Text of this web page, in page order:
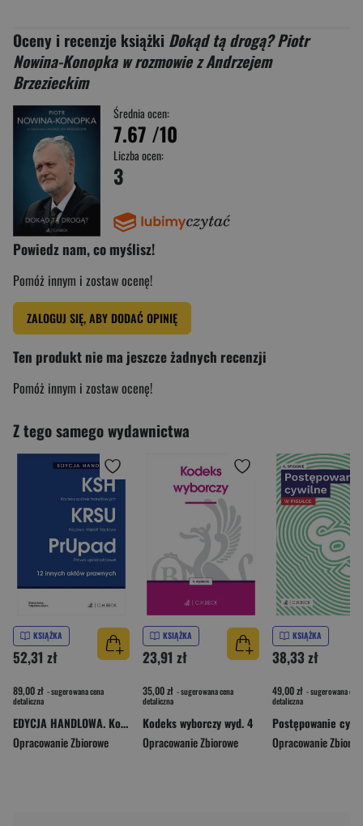
Oceny i recenzje książki Dokąd tą drogą? Piotr
Nowina-Konopka w rozmowie z Andrzejem
Brzezieckim
Średnia ocen:
7.67 /10
Liczba ocen:
3
Powiedz nam, co myślisz!
Pomóż innym i zostaw ocenę!
ZALOGUJ SIĘ, ABY DODAĆ OPINIĘ
Ten produkt nie ma jeszcze żadnych recenzji
Pomóż innym i zostaw ocenę!
Z tego samego wydawnictwa
KSIĄŻKA
52,31 zł
89,00 zł - sugerowana cena
detaliczna
EDYCJA HANDLOWA. Kodeks spółek handlowych. Krajowy Rejestr Sądowy. Prawo upadłościowe. 12 innych aktów prawnych wyd. 41
Opracowanie Zbiorowe
KSIĄŻKA
23,91 zł
35,00 zł - sugerowana cena
detaliczna
Kodeks wyborczy wyd. 4
Opracowanie Zbiorowe
KSIĄŻKA
38,33 zł
49,00 zł - sugerowana cena
detaliczna
Opracowanie